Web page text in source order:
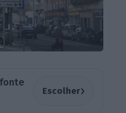
fonte
Escolher›